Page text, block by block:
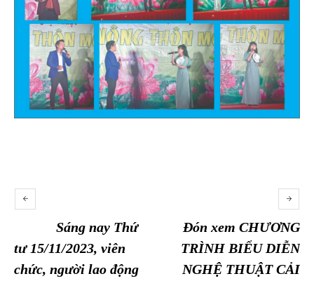
Sáng nay Thứ
tư 15/11/2023, viên
chức, người lao động
Đón xem CHƯƠNG
TRÌNH BIỂU DIỄN
NGHỆ THUẬT CẢI